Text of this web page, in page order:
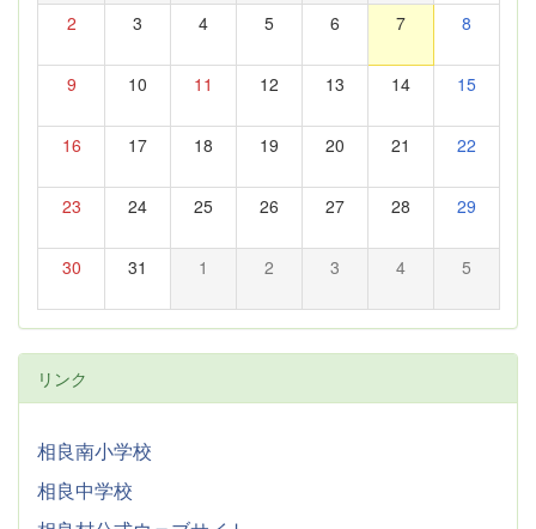
2 3 4 5 6 7 8
9 10 11 12 13 14 15
16 17 18 19 20 21 22
23 24 25 26 27 28 29
30 31 1 2 3 4 5
リンク
相良南小学校
相良中学校